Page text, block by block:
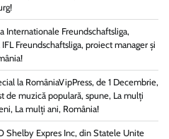
Internationale Freundschaftsliga,
Freundschaftsliga, proiect manager și
la RomâniaVipPress, de 1 Decembrie,
de muzică populară, spune, La mulți
La mulți ani, România!
Shelby Expres Inc, din Statele Unite